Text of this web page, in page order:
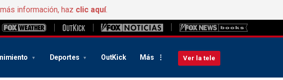
información, haz clic aquí.
Deportes OutKick Más Ver la tele